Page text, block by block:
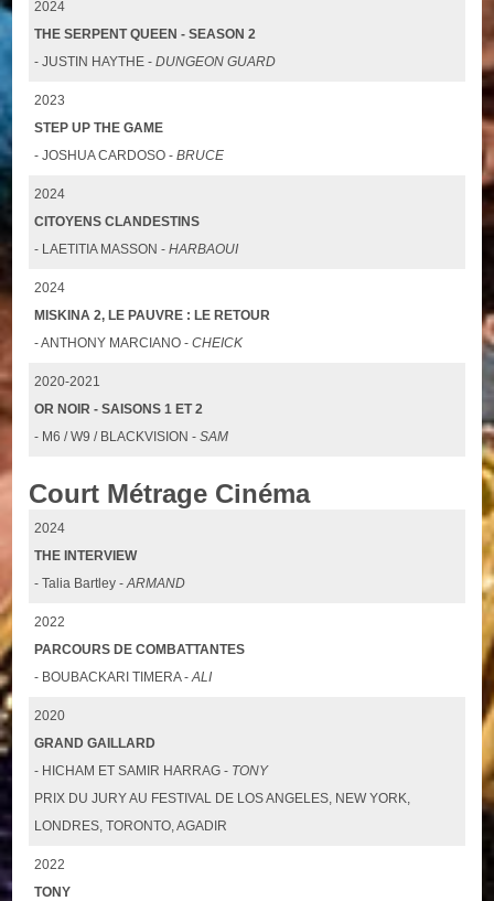
2024
THE SERPENT QUEEN - SEASON 2
- JUSTIN HAYTHE -DUNGEON GUARD
2023
STEP UP THE GAME
- JOSHUA CARDOSO -BRUCE
2024
CITOYENS CLANDESTINS
- LAETITIA MASSON -HARBAOUI
2024
MISKINA 2, LE PAUVRE : LE RETOUR
- ANTHONY MARCIANO -CHEICK
2020-2021
OR NOIR - SAISONS 1 ET 2
- M6 / W9 / BLACKVISION -SAM
Court Métrage Cinéma
2024
THE INTERVIEW
- Talia Bartley -ARMAND
2022
PARCOURS DE COMBATTANTES
- BOUBACKARI TIMERA -ALI
2020
GRAND GAILLARD
- HICHAM ET SAMIR HARRAG - TONY
PRIX DU JURY AU FESTIVAL DE LOS ANGELES, NEW YORK,
LONDRES, TORONTO, AGADIR
2022
TONY